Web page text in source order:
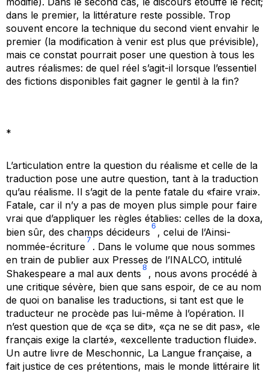
dans le premier, la littérature reste possible. Trop
souvent encore la technique du second vient envahir le
premier (la modification à venir est plus que prévisible),
mais ce constat pourrait poser une question à tous les
autres réalismes: de quel réel s’agit-il lorsque l’essentiel
des fictions disponibles fait gagner le gentil à la fin?
*
L’articulation entre la question du réalisme et celle de la
traduction pose une autre question, tant à la traduction
qu’au réalisme. Il s’agit de la pente fatale du «faire vrai».
Fatale, car il n’y a pas de moyen plus simple pour faire
vrai que d’appliquer les règles établies: celles de la doxa,
bien sûr, des champs décideurs
6
, celui de l’Ainsi-
nommée-écriture
7
. Dans le volume que nous sommes
en train de publier aux Presses de l’INALCO, intitulé
Shakespeare a mal aux dents
8
, nous avons procédé à
une critique sévère, bien que sans espoir, de ce au nom
de quoi on banalise les traductions, si tant est que le
traducteur ne procède pas lui-même à l’opération. Il
n’est question que de «ça se dit», «ça ne se dit pas», «le
français exige la clarté», «excellente traduction fluide».
Un autre livre de Meschonnic, La Langue française, a
fait justice de ces prétentions, mais le monde littéraire lit